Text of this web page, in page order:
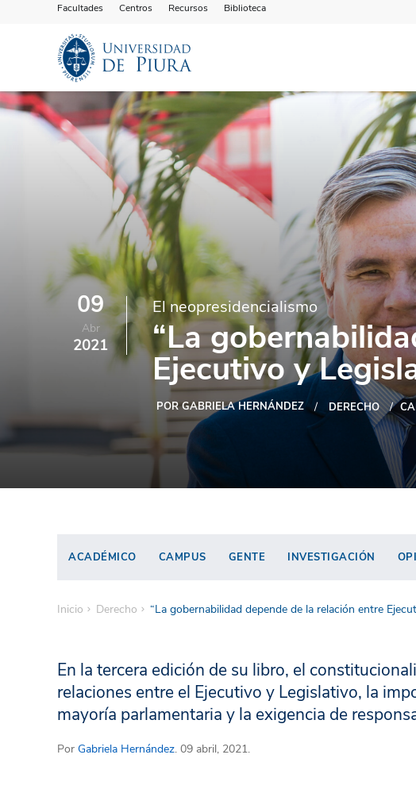
Facultades Centros Recursos Biblioteca
09
Abr
2021
El neopresidencialismo
“La
Ejecutivo y
POR GABRIELA HERNÁNDEZ DERECHO
ACADÉMICO CAMPUS GENTE INVESTIGACIÓN
Inicio Derecho “La gobernabilidad depende de la relación entre
En la tercera edición de su libro, el
relaciones entre el Ejecutivo y Legislativo, la
mayoría parlamentaria y la exigencia de
Por Gabriela Hernández. 09 abril, 2021.